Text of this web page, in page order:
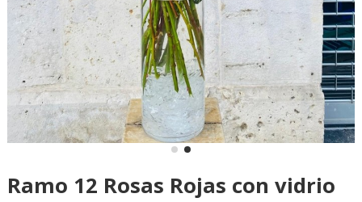
Ramo 12 Rosas Rojas con vidrio